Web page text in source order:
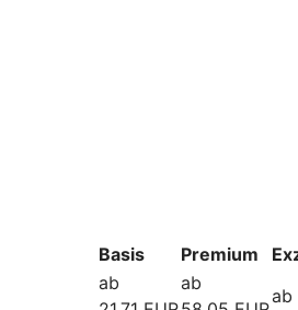
Basis Premium
ab
ab
ab